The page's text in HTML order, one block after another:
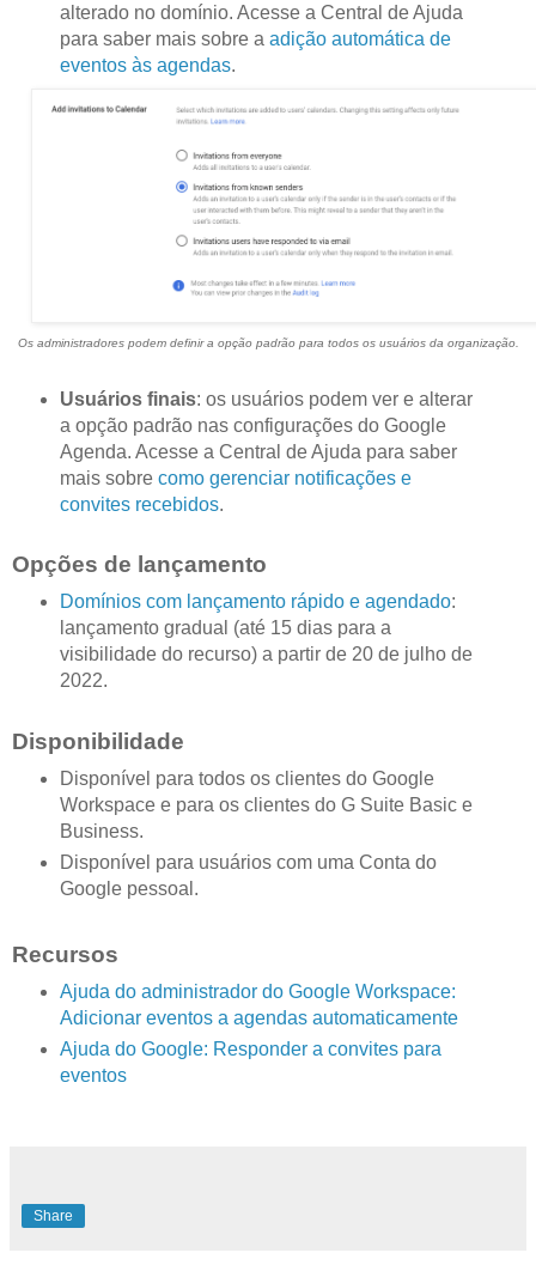
alterado no domínio. Acesse a Central de Ajuda
para saber mais sobre a adição automática de
eventos às agendas.
Os administradores podem definir a opção padrão para todos os usuários da organização.
Usuários finais: os usuários podem ver e alterar
a opção padrão nas configurações do Google
Agenda. Acesse a Central de Ajuda para saber
mais sobre como gerenciar notificações e
convites recebidos.
Opções de lançamento
Domínios com lançamento rápido e agendado:
lançamento gradual (até 15 dias para a
visibilidade do recurso) a partir de 20 de julho de
2022.
Disponibilidade
Disponível para todos os clientes do Google
Workspace e para os clientes do G Suite Basic e
Business.
Disponível para usuários com uma Conta do
Google pessoal.
Recursos
Ajuda do administrador do Google Workspace:
Adicionar eventos a agendas automaticamente
Ajuda do Google: Responder a convites para
eventos
Share